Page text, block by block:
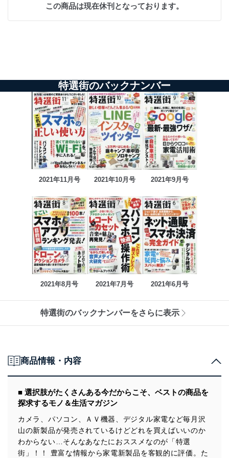
この商品は現在休刊となっております。
特選街のバックナンバー
2021年11月号 2021年10月号 2021年9月号
2021年8月号 2021年7月号 2021年6月号
特選街のバックナンバーをさらに表示
商品情報・内容
■ 選択肢がたくさんある今だからこそ、ベストの商品を
探求するモノ＆生活マガジン
カメラ、パソコン、ＡＶ機器、デジタル家電など毎月沢
山の新製品が発売されているけどどれを買えばいいのか
わからない…そんなあなたにおススメなのが「特選
街」！！ 豊富な情報から家電新製品を客観的に評価。た